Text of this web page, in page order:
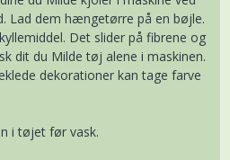
Lad dem hængetørre på en bøjle.
Det slider på fibrene og
dit du Milde tøj alene i maskinen.
dekorationer kan tage farve
i tøjet før vask.